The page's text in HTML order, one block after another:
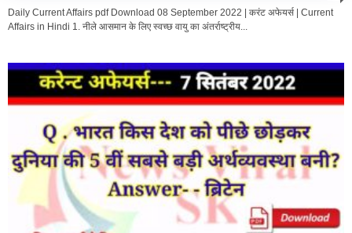
Daily Current Affairs pdf Download 08 September 2022 | करंट अफेयर्स | Current
Affairs in Hindi 1. नीले आसमान के लिए स्वच्छ वायु का अंतर्राष्ट्रीय...